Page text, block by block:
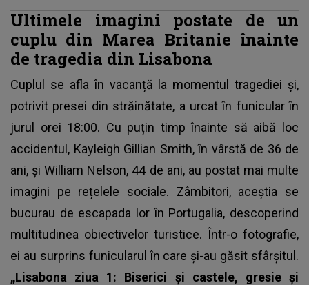
Ultimele imagini postate de un
cuplu din Marea Britanie înainte
de tragedia din Lisabona
Cuplul se afla în vacanță la momentul tragediei și,
potrivit presei din străinătate, a urcat în funicular în
jurul orei 18:00. Cu puțin timp înainte să aibă loc
accidentul, Kayleigh Gillian Smith, în vârstă de 36 de
ani, și William Nelson, 44 de ani, au postat mai multe
imagini pe rețelele sociale. Zâmbitori, aceștia se
bucurau de escapada lor în Portugalia, descoperind
multitudinea obiectivelor turistice. Într-o fotografie,
ei au surprins funicularul în care și-au găsit sfârșitul.
„Lisabona ziua 1: Biserici și castele, gresie și